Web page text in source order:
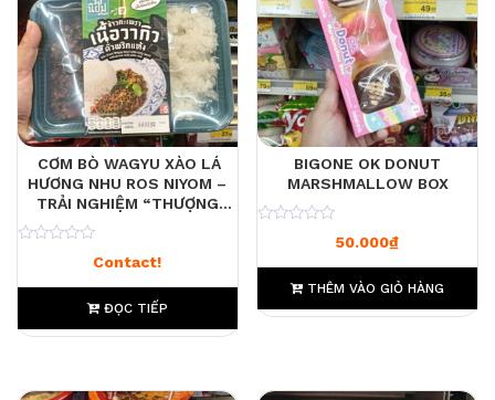
CƠM BÒ WAGYU XÀO LÁ
HƯƠNG NHU ROS NIYOM –
TRẢI NGHIỆM “THƯỢNG
HẠNG” TẠI 7-ELEVEN
Contact!
ĐỌC TIẾP
BIGONE OK DONUT
MARSHMALLOW BOX
50.000₫
THÊM VÀO GIỎ HÀNG